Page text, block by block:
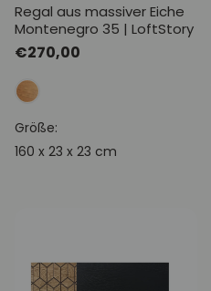
Regal aus massiver Eiche
Montenegro 35 | LoftStory
Normaler
Preis
€270,00
Größe:
160 x 23 x 23 cm